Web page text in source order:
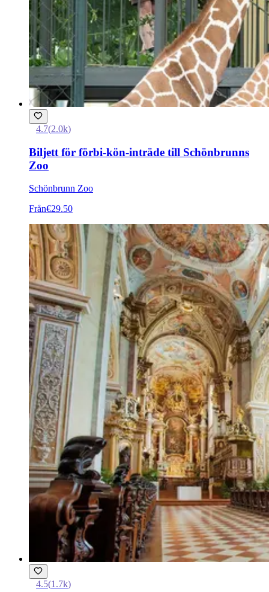
4.7(2.0k)
Biljett för förbi-kön-inträde till Schönbrunns
Zoo
Schönbrunn Zoo
Från€29.50
4.5(1.7k)